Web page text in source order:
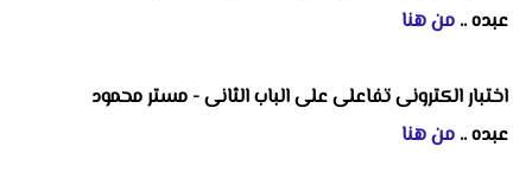
عبده.. من هنا
اختبار الكترونى تفاعلى على الباب الثانى - مستر محمود
عبده.. من هنا